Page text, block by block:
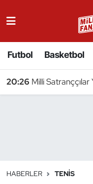
Futbol Basketbol
20:26 Milli Satranççılar
HABERLER TENIS
Badminton